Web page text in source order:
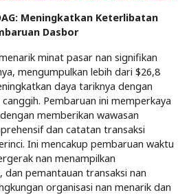
Meningkatkan Keterlibatan
Dasbor
minat pasar nan signifikan
mengumpulkan lebih dari $26,8
daya tariknya dengan
Pembaruan ini memperkaya
memberikan wawasan
dan catatan transaksi
Ini mencakup pembaruan waktu
nan menampilkan
pemantauan transaksi nan
organisasi nan menarik dan